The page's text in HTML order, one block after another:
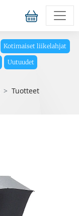
Kotimaiset liikelahjat
Uutuudet
Tuotteet